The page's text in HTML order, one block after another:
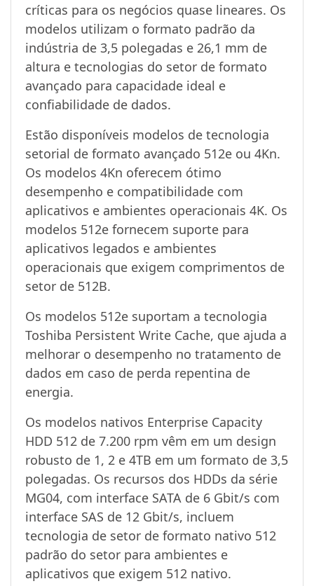
críticas para os negócios quase lineares. Os
modelos utilizam o formato padrão da
indústria de 3,5 polegadas e 26,1 mm de
altura e tecnologias do setor de formato
avançado para capacidade ideal e
confiabilidade de dados.
Estão disponíveis modelos de tecnologia
setorial de formato avançado 512e ou 4Kn.
Os modelos 4Kn oferecem ótimo
desempenho e compatibilidade com
aplicativos e ambientes operacionais 4K. Os
modelos 512e fornecem suporte para
aplicativos legados e ambientes
operacionais que exigem comprimentos de
setor de 512B.
Os modelos 512e suportam a tecnologia
Toshiba Persistent Write Cache, que ajuda a
melhorar o desempenho no tratamento de
dados em caso de perda repentina de
energia.
Os modelos nativos Enterprise Capacity
HDD 512 de 7.200 rpm vêm em um design
robusto de 1, 2 e 4TB em um formato de 3,5
polegadas. Os recursos dos HDDs da série
MG04, com interface SATA de 6 Gbit/s com
interface SAS de 12 Gbit/s, incluem
tecnologia de setor de formato nativo 512
padrão do setor para ambientes e
aplicativos que exigem 512 nativo.